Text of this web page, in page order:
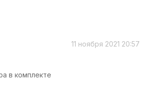
11 ноября 2021 20:57
в комплекте